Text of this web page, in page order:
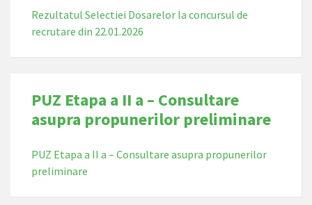
Rezultatul Selectiei Dosarelor la concursul de
recrutare din 22.01.2026
PUZ Etapa a II a – Consultare
asupra propunerilor preliminare
PUZ Etapa a II a – Consultare asupra propunerilor
preliminare